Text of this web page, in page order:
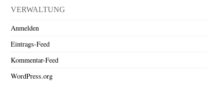
VERWALTUNG
Anmelden
Eintrags-Feed
Kommentar-Feed
WordPress.org